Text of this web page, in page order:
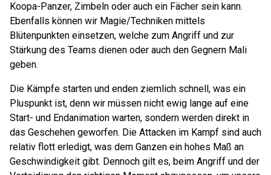
Koopa-Panzer, Zimbeln oder auch ein Fächer sein kann.
Ebenfalls können wir Magie/Techniken mittels
Blütenpunkten einsetzen, welche zum Angriff und zur
Stärkung des Teams dienen oder auch den Gegnern Mali
geben.
Die Kämpfe starten und enden ziemlich schnell, was ein
Pluspunkt ist, denn wir müssen nicht ewig lange auf eine
Start- und Endanimation warten, sondern werden direkt in
das Geschehen geworfen. Die Attacken im Kampf sind auch
relativ flott erledigt, was dem Ganzen ein hohes Maß an
Geschwindigkeit gibt. Dennoch gilt es, beim Angriff und der